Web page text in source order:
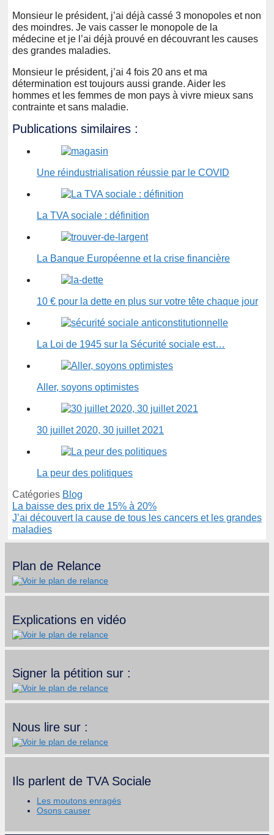
Monsieur le président, j’ai déjà cassé 3 monopoles et non
des moindres. Je vais casser le monopole de la
médecine et je l’ai déjà prouvé en découvrant les causes
des grandes maladies.
Monsieur le président, j’ai 4 fois 20 ans et ma
détermination est toujours aussi grande. Aider les
hommes et les femmes de mon pays à vivre mieux sans
contrainte et sans maladie.
Publications similaires :
Une réindustrialisation réussie par le COVID
La TVA sociale : définition
La Banque Européenne et la crise financière
10 € pour la dette en plus sur votre tête chaque jour
La Loi de 1945 sur la Sécurité sociale est…
Aller, soyons optimistes
30 juillet 2020, 30 juillet 2021
La peur des politiques
Catégories Blog
La baisse des prix de 15% à 20%
J’ai découvert la cause de tous les cancers et les grandes
maladies
Plan de Relance
Explications en vidéo
Signer la pétition sur :
Nous lire sur :
Ils parlent de TVA Sociale
Les moutons enragés
Osons causer